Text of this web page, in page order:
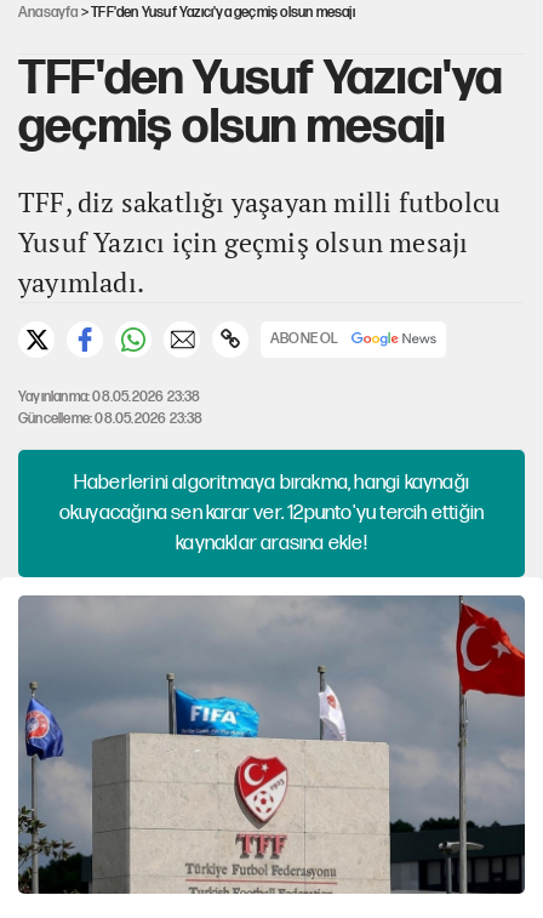
Anasayfa > TFF'den Yusuf Yazıcı'ya geçmiş olsun mesajı
TFF'den Yusuf Yazıcı'ya
geçmiş olsun mesajı
TFF, diz sakatlığı yaşayan milli futbolcu
Yusuf Yazıcı için geçmiş olsun mesajı
yayımladı.
ABONE OL
Yayınlanma: 08.05.2026 23:38
Güncelleme: 08.05.2026 23:38
Haberlerini algoritmaya bırakma, hangi kaynağı
okuyacağına sen karar ver. 12punto'yu tercih ettiğin
kaynaklar arasına ekle!